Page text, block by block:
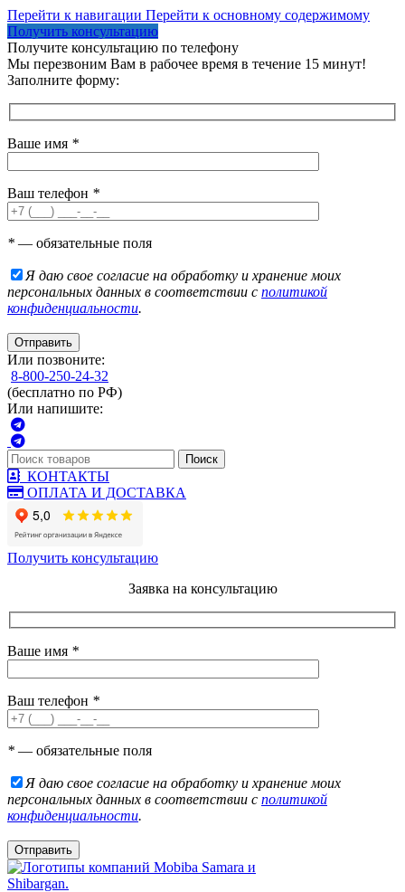
Перейти к навигации Перейти к основному содержимому
Получить консультацию
Получите консультацию по телефону
Мы перезвоним Вам в рабочее время в течение 15 минут!
Заполните форму:
Ваше имя *
Ваш телефон *
* — обязательные поля
Я даю свое согласие на обработку и хранение моих
персональных данных в соответствии с политикой
конфиденциальности.
Или позвоните:
8-800-250-24-32
(бесплатно по РФ)
Или напишите:
Поиск
КОНТАКТЫ
ОПЛАТА И ДОСТАВКА
Получить консультацию
Заявка на консультацию
Ваше имя *
Ваш телефон *
* — обязательные поля
Я даю свое согласие на обработку и хранение моих
персональных данных в соответствии с политикой
конфиденциальности.